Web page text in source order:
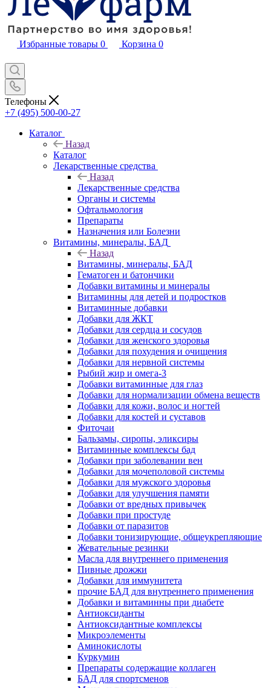
Избранные товары 0 Корзина 0
Телефоны
+7 (495) 500-00-27
Каталог
Назад
Каталог
Лекарственные средства
Назад
Лекарственные средства
Органы и системы
Офтальмология
Препараты
Назначения или Болезни
Витамины, минералы, БАД
Назад
Витамины, минералы, БАД
Гематоген и батончики
Добавки витамины и минералы
Витаминны для детей и подростков
Витаминные добавки
Добавки для ЖКТ
Добавки для сердца и сосудов
Добавки для женского здоровья
Добавки для похудения и очищения
Добавки для нервной системы
Рыбий жир и омега-3
Добавки витаминные для глаз
Добавки для нормализации обмена веществ
Добавки для кожи, волос и ногтей
Добавки для костей и суставов
Фиточаи
Бальзамы, сиропы, эликсиры
Витаминные комплексы бад
Добавки при заболевании вен
Добавки для мочеполовой системы
Добавки для мужского здоровья
Добавки для улучшения памяти
Добавки от вредных привычек
Добавки при простуде
Добавки от паразитов
Добавки тонизирующие, общеукрепляющие
Жевательные резинки
Масла для внутреннего применения
Пивные дрожжи
Добавки для иммунитета
прочие БАД для внутреннего применения
Добавки и витаминны при диабете
Антиоксиданты
Антиоксидантные комплексы
Микроэлементы
Аминокислоты
Куркумин
Препараты содержащие коллаген
БАД для спортсменов